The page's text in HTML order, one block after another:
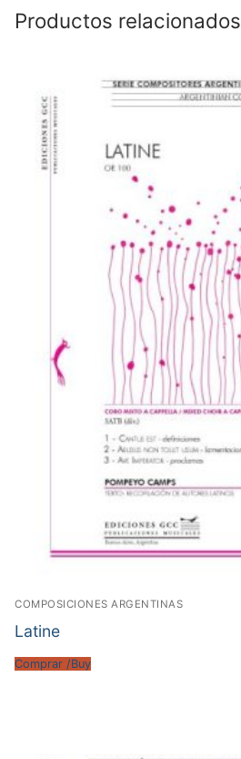
Productos relacionados
COMPOSICIONES ARGENTINAS
Latine
Comprar /Buy